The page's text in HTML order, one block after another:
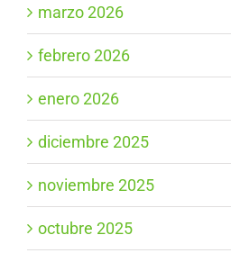
marzo 2026
febrero 2026
enero 2026
diciembre 2025
noviembre 2025
octubre 2025